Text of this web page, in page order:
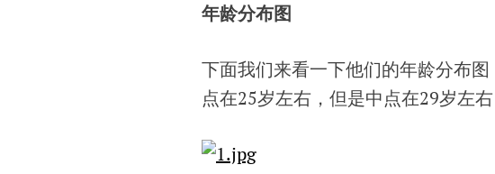
年龄分布图
下面我们来看一下他们的年龄分布
点在25岁左右，但是中点在29岁左右